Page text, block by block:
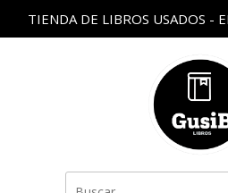
TIENDA DE LIBROS USADOS -